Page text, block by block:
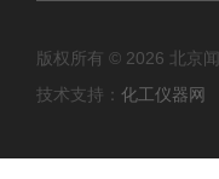
版权所有 © 2026 北京
技术支持： 化工仪器网